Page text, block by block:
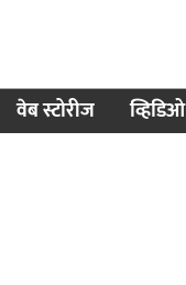
वेब स्टोरीज व्हिडिओ